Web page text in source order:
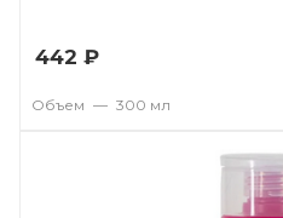
442 ₽
Объем — 300 мл